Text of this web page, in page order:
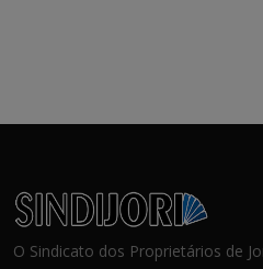
O Sindicato dos Proprietários de